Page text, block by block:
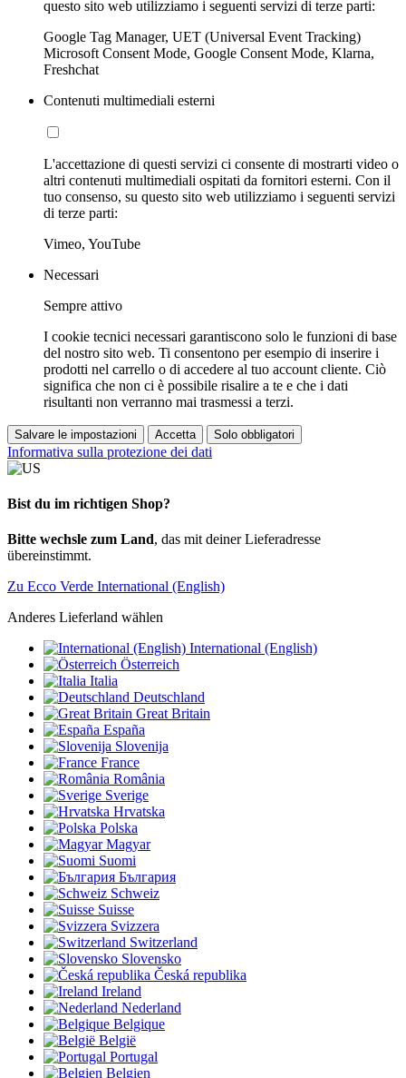
questo sito web utilizziamo i seguenti servizi di terze parti:
Google Tag Manager, UET (Universal Event Tracking)
Microsoft Consent Mode, Google Consent Mode, Klarna,
Freshchat
Contenuti multimediali esterni
L'accettazione di questi servizi ci consente di mostrarti video o
altri contenuti multimediali ospitati da fornitori esterni. Con il
tuo consenso, su questo sito web utilizziamo i seguenti servizi
di terze parti:
Vimeo, YouTube
Necessari
Sempre attivo
I cookie tecnici necessari garantiscono solo le funzioni di base
del nostro sito web. Ti consentono per esempio di inserire i
prodotti nel carrello o di accedere al tuo account cliente. Ciò
significa che non ci è possibile risalire a te e che i dati
risultanti non verranno mai trasmessi a terzi.
Salvare le impostazioni Accetta Solo obbligatori
Informativa sulla protezione dei dati
Bist du im richtigen Shop?
Bitte wechsle zum Land, das mit deiner Lieferadresse
übereinstimmt.
Zu Ecco Verde International (English)
Anderes Lieferland wählen
International (English)
Österreich
Italia
Deutschland
Great Britain
España
Slovenija
France
România
Sverige
Hrvatska
Polska
Magyar
Suomi
България
Schweiz
Suisse
Svizzera
Switzerland
Slovensko
Česká republika
Ireland
Nederland
Belgique
België
Portugal
Belgien